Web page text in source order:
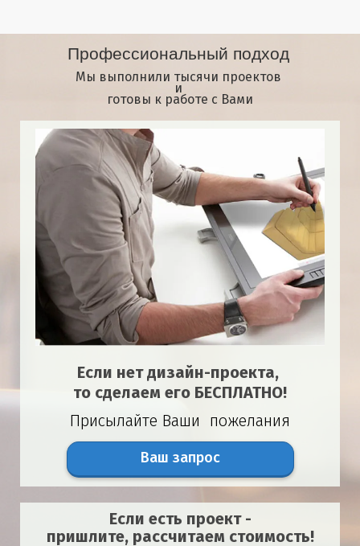
Профессиональный подход
Мы выполнили тысячи проектов
и
готовы к работе с Вами
Если нет дизайн-проекта,
то сделаем его БЕСПЛАТНО!
Присылайте Ваши пожелания
Ваш запрос
Если есть проект -
пришлите, рассчитаем стоимость!